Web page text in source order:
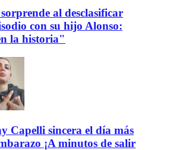
al desclasificar
con su hijo Alonso:
la historia"
Capelli sincera el día más
¡A minutos de salir